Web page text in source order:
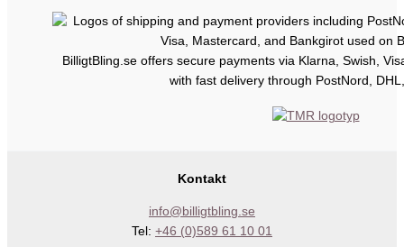
BilligtBling.se offers secure payments via Klarna, Swish,
with fast delivery through PostNord,
Kontakt
info@billigtbling.se
Tel: +46 (0)589 61 10 01